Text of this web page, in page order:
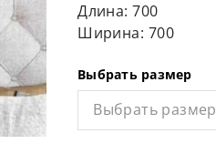
Длина: 700
Ширина: 700
Выбрать размер
Выбрать размер